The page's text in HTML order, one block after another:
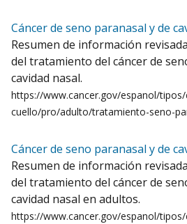
Cáncer de seno paranasal y de
Resumen de información
del tratamiento del cáncer de
cavidad nasal.
https://www.cancer.gov/espanol/tipos/
cuello/pro/adulto/tratamiento-seno-
Cáncer de seno paranasal y de
Resumen de información
del tratamiento del cáncer de
cavidad nasal en adultos.
https://www.cancer.gov/espanol/tipos/